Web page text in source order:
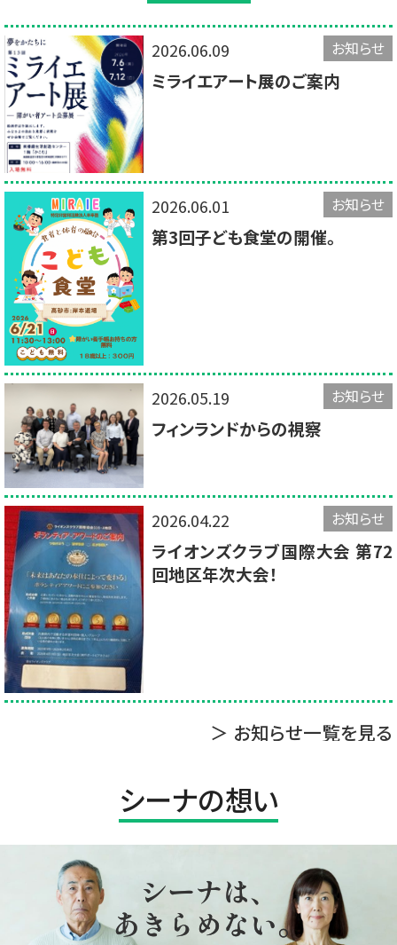
2026.06.09 お知らせ
ミライエアート展のご案内
2026.06.01 お知らせ
第3回子ども食堂の開催。
2026.05.19 お知らせ
フィンランドからの視察
2026.04.22 お知らせ
ライオンズクラブ国際大会 第72
回地区年次大会！
＞ お知らせ一覧を見る
シーナの想い
シーナは、
あきらめない。